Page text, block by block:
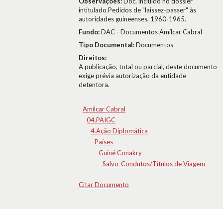
intitulado Pedidos de "laissez-passer" às
autoridades guineenses, 1960-1965.
Fundo:DAC - Documentos Amílcar Cabral
Tipo Documental:Documentos
Direitos:
A publicação, total ou parcial, deste documento
exige prévia autorização da entidade
detentora.
Amílcar Cabral
04.PAIGC
4.Ação Diplomática
Países
Guiné Conakry
Salvo-Condutos/Títulos de Viagem
Citar Documento